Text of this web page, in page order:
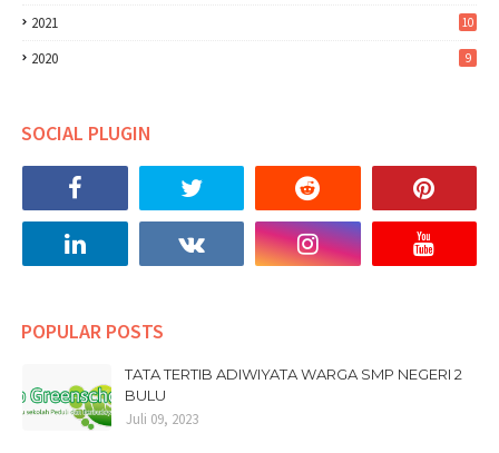
2021 10
2020 9
SOCIAL PLUGIN
POPULAR POSTS
TATA TERTIB ADIWIYATA WARGA SMP NEGERI 2
BULU
Juli 09, 2023